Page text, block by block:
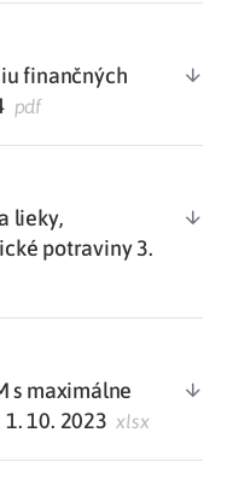
finančných
pdf
lieky,
potraviny 3.
s maximálne
10. 2023 xlsx